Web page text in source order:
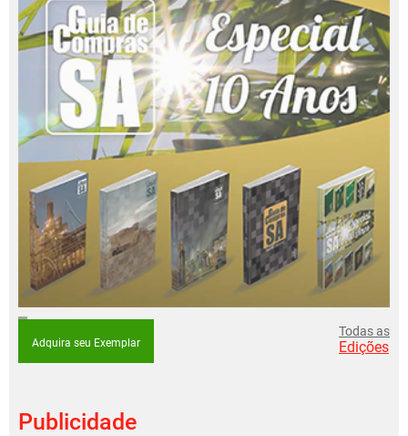
Adquira seu Exemplar
Todas as
Edições
Publicidade